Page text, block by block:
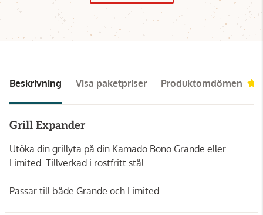
Beskrivning Visa paketpriser Produktomdömen
Grill Expander
Utöka din grillyta på din Kamado Bono Grande eller
Limited. Tillverkad i rostfritt stål.
Passar till både Grande och Limited.